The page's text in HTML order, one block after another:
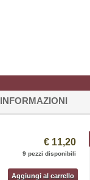
INFORMAZIONI
€ 11,20
9 pezzi disponibili
Aggiungi al carrello